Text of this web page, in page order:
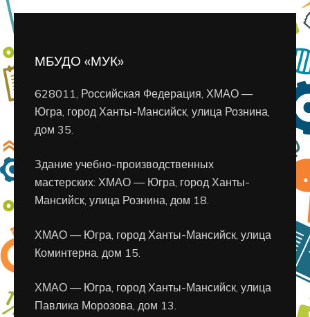
МБУДО «МУК»
628011, Российская Федерация, ХМАО —
Югра, город Ханты-Мансийск, улица Рознина,
дом 35.
Здание учебно-производственных
мастерских: ХМАО — Югра, город Ханты-
Мансийск, улица Рознина, дом 18.
ХМАО — Югра, город Ханты-Мансийск, улица
Коминтерна, дом 15.
ХМАО — Югра, город Ханты-Мансийск, улица
Павлика Морозова, дом 13.